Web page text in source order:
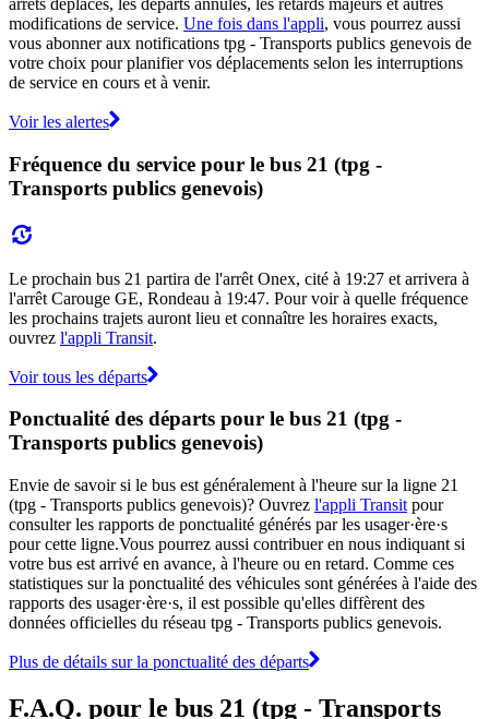
arrêts déplacés, les départs annulés, les retards majeurs et autres
modifications de service. Une fois dans l'appli, vous pourrez aussi
vous abonner aux notifications tpg - Transports publics genevois de
votre choix pour planifier vos déplacements selon les interruptions
de service en cours et à venir.
Voir les alertes
Fréquence du service pour le bus 21 (tpg -
Transports publics genevois)
Le prochain bus 21 partira de l'arrêt Onex, cité à 19:27 et arrivera à
l'arrêt Carouge GE, Rondeau à 19:47. Pour voir à quelle fréquence
les prochains trajets auront lieu et connaître les horaires exacts,
ouvrez l'appli Transit.
Voir tous les départs
Ponctualité des départs pour le bus 21 (tpg -
Transports publics genevois)
Envie de savoir si le bus est généralement à l'heure sur la ligne 21
(tpg - Transports publics genevois)? Ouvrez l'appli Transit pour
consulter les rapports de ponctualité générés par les usager·ère·s
pour cette ligne.Vous pourrez aussi contribuer en nous indiquant si
votre bus est arrivé en avance, à l'heure ou en retard. Comme ces
statistiques sur la ponctualité des véhicules sont générées à l'aide des
rapports des usager·ère·s, il est possible qu'elles diffèrent des
données officielles du réseau tpg - Transports publics genevois.
Plus de détails sur la ponctualité des départs
F.A.Q. pour le bus 21 (tpg - Transports